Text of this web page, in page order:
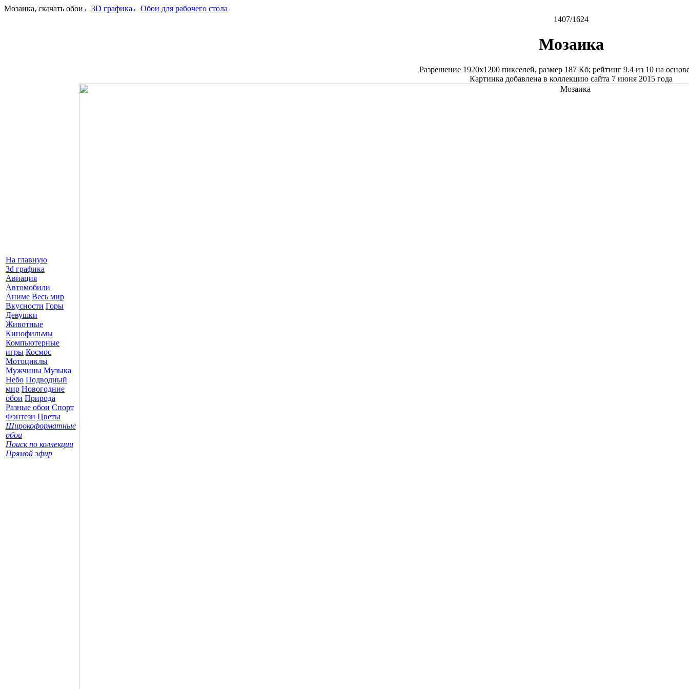
Мозаика, скачать обои ←3D графика ←Обои для рабочего стола
На главную
3d графика
Авиация
Автомобили
Аниме Весь мир
Вкусности Горы
Девушки
Животные
Кинофильмы
Компьютерные
игры Космос
Мотоциклы
Мужчины Музыка
Небо Подводный
мир Новогодние
обои Природа
Разные обои Спорт
Фэнтези Цветы
Широкоформатные
обои
Поиск по коллекции
Прямой эфир
1407/1624
Мозаика
Разрешение 1920x1200пикселей, размер 187 Кб; рейтинг 9.4из 10на
Картинка добавлена в коллекцию сайта 7 июня 2015 года